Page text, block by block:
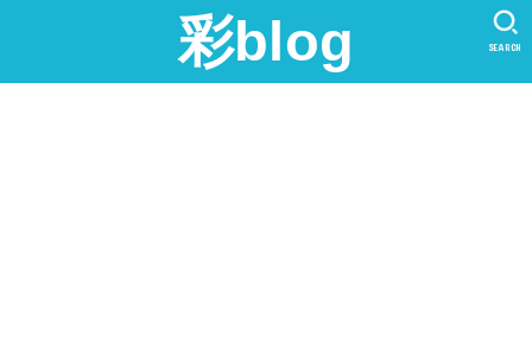
彩blog SEARCH